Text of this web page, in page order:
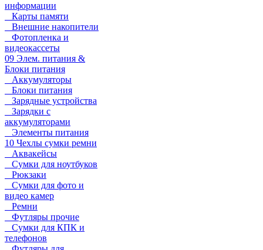
информации
Карты памяти
Внешние накопители
Фотопленка и
видеокассеты
09 Элем. питания &
Блоки питания
Аккумуляторы
Блоки питания
Зарядные устройства
Зарядки с
аккумуляторами
Элементы питания
10 Чехлы сумки ремни
Аквакейсы
Сумки для ноутбуков
Рюкзаки
Сумки для фото и
видео камер
Ремни
Футляры прочие
Сумки для КПК и
телефонов